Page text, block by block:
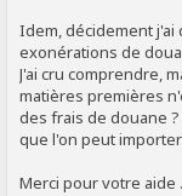
Idem, décidement j'ai
exonérations de
J'ai cru comprendre,
matières premières
des frais de douane
que l'on peut
Merci pour votre aide .